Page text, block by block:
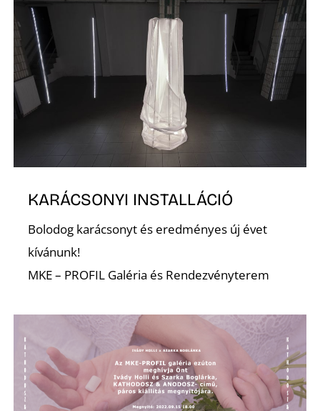
KARÁCSONYI INSTALLÁCIÓ
Bolodog karácsonyt és eredményes új évet
kívánunk!
MKE – PROFIL Galéria és Rendezvényterem